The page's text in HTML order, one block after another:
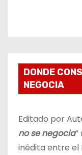
DONDE
NEGOCIA
Editado por
no se negocia
inédita entre el